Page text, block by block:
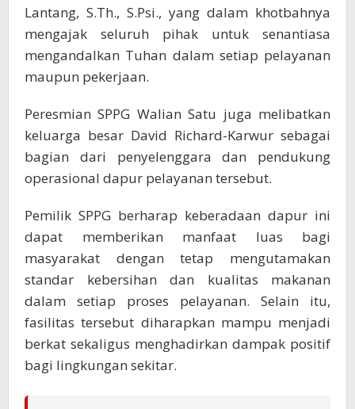
Lantang, S.Th., S.Psi., yang dalam khotbahnya
mengajak seluruh pihak untuk senantiasa
mengandalkan Tuhan dalam setiap pelayanan
maupun pekerjaan.
Peresmian SPPG Walian Satu juga melibatkan
keluarga besar David Richard-Karwur sebagai
bagian dari penyelenggara dan pendukung
operasional dapur pelayanan tersebut.
Pemilik SPPG berharap keberadaan dapur ini
dapat memberikan manfaat luas bagi
masyarakat dengan tetap mengutamakan
standar kebersihan dan kualitas makanan
dalam setiap proses pelayanan. Selain itu,
fasilitas tersebut diharapkan mampu menjadi
berkat sekaligus menghadirkan dampak positif
bagi lingkungan sekitar.